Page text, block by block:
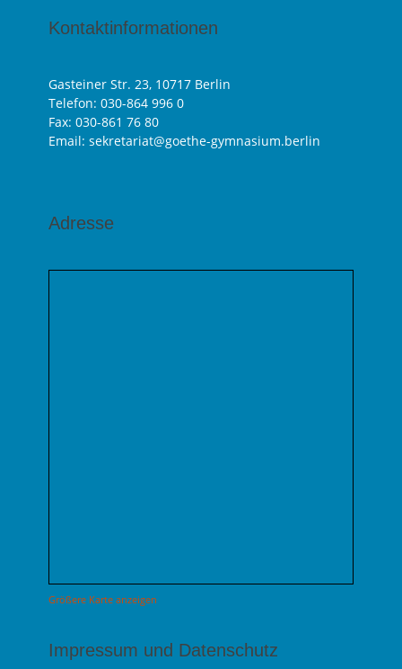
Kontaktinformationen
Gasteiner Str. 23, 10717 Berlin
Telefon: 030-864 996 0
Fax: 030-861 76 80
Email: sekretariat@goethe-gymnasium.berlin
Adresse
Größere Karte anzeigen
Impressum und Datenschutz